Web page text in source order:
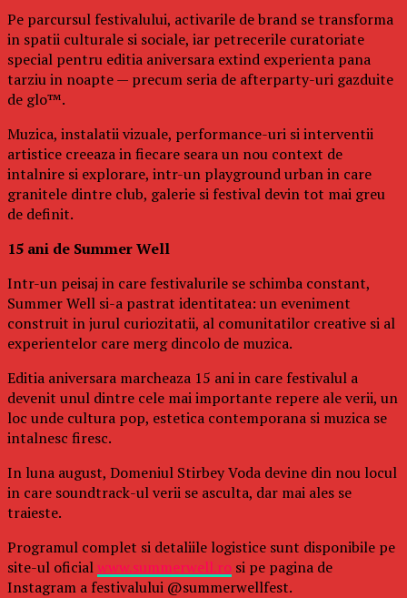
Pe parcursul festivalului, activarile de brand se transforma
in spatii culturale si sociale, iar petrecerile curatoriate
special pentru editia aniversara extind experienta pana
tarziu in noapte — precum seria de afterparty-uri gazduite
de glo™.
Muzica, instalatii vizuale, performance-uri si interventii
artistice creeaza in fiecare seara un nou context de
intalnire si explorare, intr-un playground urban in care
granitele dintre club, galerie si festival devin tot mai greu
de definit.
15 ani de Summer Well
Intr-un peisaj in care festivalurile se schimba constant,
Summer Well si-a pastrat identitatea: un eveniment
construit in jurul curiozitatii, al comunitatilor creative si al
experientelor care merg dincolo de muzica.
Editia aniversara marcheaza 15 ani in care festivalul a
devenit unul dintre cele mai importante repere ale verii, un
loc unde cultura pop, estetica contemporana si muzica se
intalnesc firesc.
In luna august, Domeniul Stirbey Voda devine din nou locul
in care soundtrack-ul verii se asculta, dar mai ales se
traieste.
Programul complet si detaliile logistice sunt disponibile pe
site-ul oficialwww.summerwell.ro si pe pagina de
Instagram a festivalului @summerwellfest.